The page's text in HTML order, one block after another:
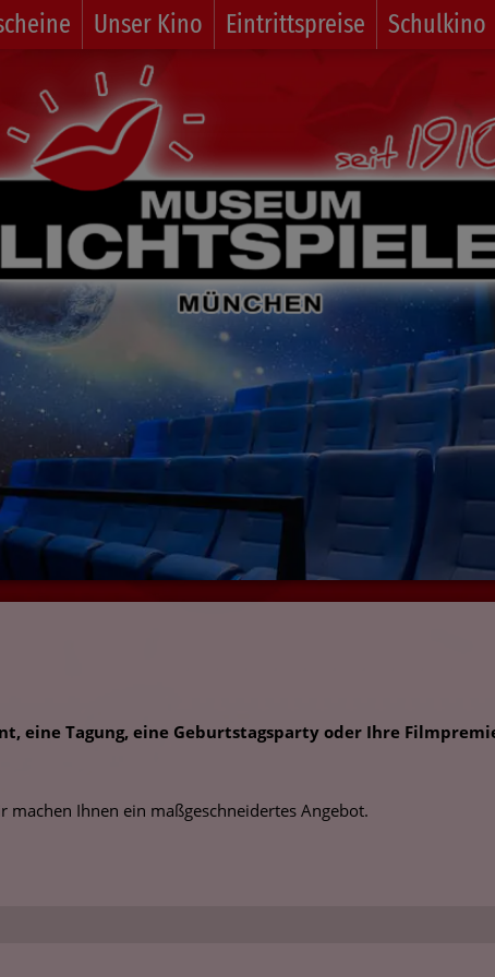
Unser Kino Eintrittspreise Schulkino
eine Tagung, eine Geburtstagsparty oder Ihre
machen Ihnen ein maßgeschneidertes Angebot.